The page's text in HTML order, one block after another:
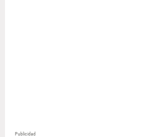
Publicidad